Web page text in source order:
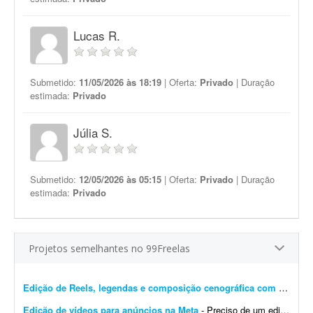
Lucas R.
Submetido: 11/05/2026 às 18:19 | Oferta: Privado | Duração
estimada: Privado
Júlia S.
Submetido: 12/05/2026 às 05:15 | Oferta: Privado | Duração
estimada: Privado
Projetos semelhantes no 99Freelas
Edição de Reels, legendas e composição cenográfica com identidade da marca
Edição de vídeos para anúncios na Meta - Preciso de um editor(a) com experiência na edição de criativos em vídeo voltados para anúncios na Meta. Preciso de alguém competente que entregue este proj...